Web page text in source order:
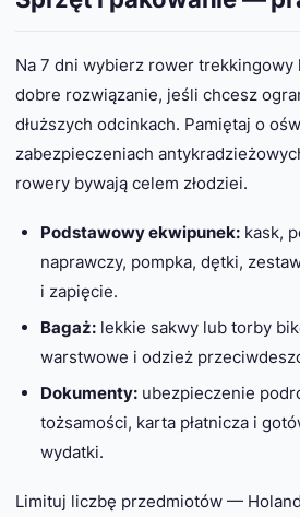
Na 7 dni wybierz rower trekkingowy
dobre rozwiązanie, jeśli chcesz
dłuższych odcinkach. Pamiętaj o
zabezpieczeniach
rowery bywają celem złodziei.
Podstawowy ekwipunek:kask,
naprawczy, pompka, dętki,
i zapięcie.
Bagaż:lekkie sakwy lub torby
warstwowe i odzież
Dokumenty:ubezpieczenie
tożsamości, karta płatnicza i
wydatki.
Limituj liczbę przedmiotów —